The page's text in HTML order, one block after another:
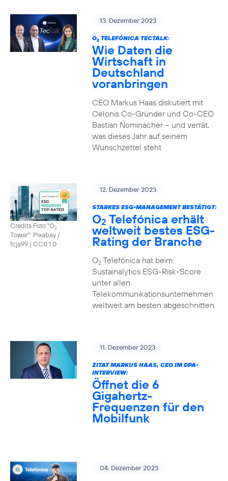
13. Dezember 2023
O2TELEFÓNICA TECTALK:
Wie Daten die
Wirtschaft in
Deutschland
voranbringen
CEO Markus Haas diskutiert mit
Celonis Co-Gründer und Co-CEO
Bastian Nominacher – und verrät,
was dieses Jahr auf seinem
Wunschzettel steht
Credits Foto "O2
Tower": Pixabay /
fcja99 | CC0 1.0
12. Dezember 2023
STARKES ESG-MANAGEMENT BESTÄTIGT:
O2 Telefónica erhält
weltweit bestes ESG-
Rating der Branche
O2Telefónica hat beim
Sustainalytics ESG-Risk-Score
unter allen
Telekommunikationsunternehmen
weltweit am besten abgeschnitten.
11. Dezember 2023
ZITAT MARKUS HAAS, CEO IM DPA-
INTERVIEW:
Öffnet die 6
Gigahertz-
Frequenzen für den
Mobilfunk
04. Dezember 2023